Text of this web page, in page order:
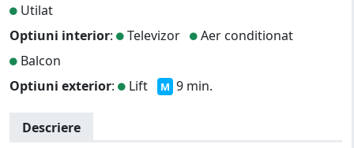
Utilat
Optiuni interior: Televizor
Aer conditionat
Balcon
Optiuni exterior: Lift M 9 min.
Descriere